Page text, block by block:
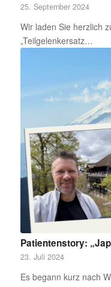
25. September 2024
Wir laden Sie herzlich
„Teilgelenkersatz…
Patientenstory:
23. Juli 2024
Es begann kurz nach